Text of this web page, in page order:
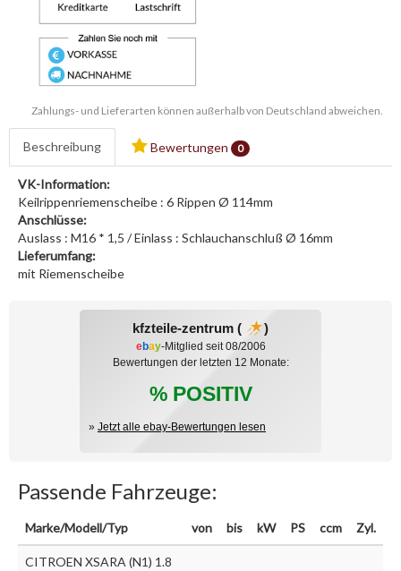
Zahlungs- und Lieferarten können außerhalb von Deutschland abweichen.
Beschreibung Bewertungen 0
VK-Information:
Keilrippenriemenscheibe : 6 Rippen Ø 114mm
Anschlüsse:
Auslass : M16 * 1,5 / Einlass : Schlauchanschluß Ø 16mm
Lieferumfang:
mit Riemenscheibe
kfzteile-zentrum ( )
ebay-Mitglied seit 08/2006
Bewertungen der letzten 12 Monate:
% POSITIV
» Jetzt alle ebay-Bewertungen lesen
Passende Fahrzeuge:
Marke/Modell/Typ von bis kW PS ccm Zyl.
CITROEN XSARA (N1) 1.8